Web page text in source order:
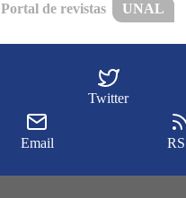
Portal de revistas UNAL
Twitter
Email